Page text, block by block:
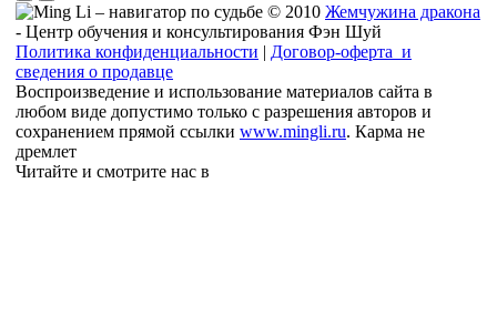
© 2010 Жемчужина дракона
- Центр обучения и консультирования Фэн Шуй
Политика конфиденциальности | Договор-оферта и
сведения о продавце
Воспроизведение и использование материалов сайта в
любом виде допустимо только с разрешения авторов и
сохранением прямой ссылки www.mingli.ru. Карма не
дремлет
Читайте и смотрите нас в